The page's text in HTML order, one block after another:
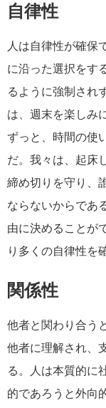
自律性
人は自律性が確保
に沿った選択をす
るように強制され
は、週末を楽しみ
ずっと、時間の使
だ。我々は、起床
締め切りを守り、
ならないからであ
由に決めることが
り多くの自律性を
関係性
他者と関わり合う
他者に理解され、
る。人は本質的に
的であろうと外向